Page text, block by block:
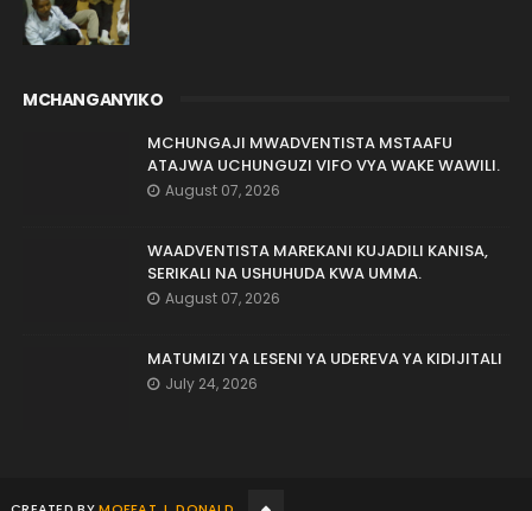
MCHANGANYIKO
MCHUNGAJI MWADVENTISTA MSTAAFU
ATAJWA UCHUNGUZI VIFO VYA WAKE WAWILI.
August 07, 2026
WAADVENTISTA MAREKANI KUJADILI KANISA,
SERIKALI NA USHUHUDA KWA UMMA.
August 07, 2026
MATUMIZI YA LESENI YA UDEREVA YA KIDIJITALI
July 24, 2026